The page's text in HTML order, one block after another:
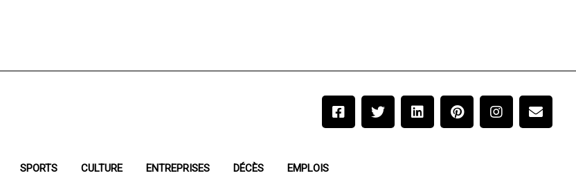
SPORTS CULTURE ENTREPRISES DÉCÈS EMPLOIS